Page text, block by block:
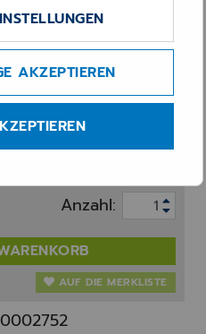
89x28
25,00 €
Anzahl:
AUF DIE MERKLISTE
AKZEPTIEREN